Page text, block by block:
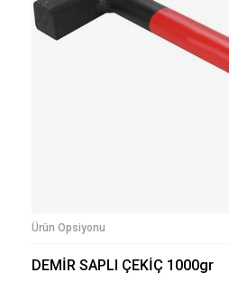
Ürün Opsiyonu
DEMİR SAPLI ÇEKİÇ 1000gr